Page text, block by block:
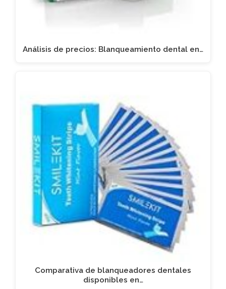
Análisis de precios: Blanqueamiento dental en…
Comparativa de blanqueadores dentales
disponibles en…